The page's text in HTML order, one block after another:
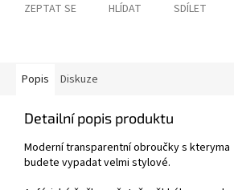
ZEPTAT SE HLÍDAT SDÍLET
Popis Diskuze
Detailní popis produktu
Moderní transparentní obroučky s kteryma
budete vypadat velmi stylové.